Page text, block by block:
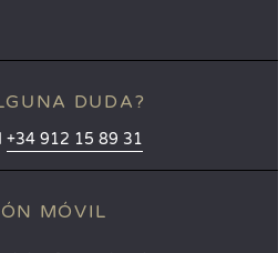
DUDA?
+34 912 15 89 31
MÓVIL